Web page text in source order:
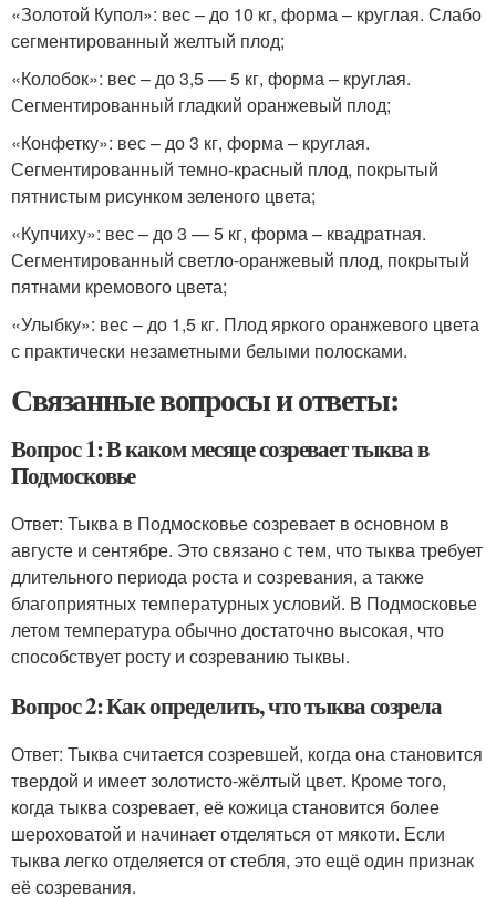
«Золотой Купол»: вес – до 10 кг, форма – круглая. Слабо
сегментированный желтый плод;
«Колобок»: вес – до 3,5 — 5 кг, форма – круглая.
Сегментированный гладкий оранжевый плод;
«Конфетку»: вес – до 3 кг, форма – круглая.
Сегментированный темно-красный плод, покрытый
пятнистым рисунком зеленого цвета;
«Купчиху»: вес – до 3 — 5 кг, форма – квадратная.
Сегментированный светло-оранжевый плод, покрытый
пятнами кремового цвета;
«Улыбку»: вес – до 1,5 кг. Плод яркого оранжевого цвета
с практически незаметными белыми полосками.
Связанные вопросы и ответы:
Вопрос 1: В каком месяце созревает тыква в
Подмосковье
Ответ: Тыква в Подмосковье созревает в основном в
августе и сентябре. Это связано с тем, что тыква требует
длительного периода роста и созревания, а также
благоприятных температурных условий. В Подмосковье
летом температура обычно достаточно высокая, что
способствует росту и созреванию тыквы.
Вопрос 2: Как определить, что тыква созрела
Ответ: Тыква считается созревшей, когда она становится
твердой и имеет золотисто-жёлтый цвет. Кроме того,
когда тыква созревает, её кожица становится более
шероховатой и начинает отделяться от мякоти. Если
тыква легко отделяется от стебля, это ещё один признак
её созревания.